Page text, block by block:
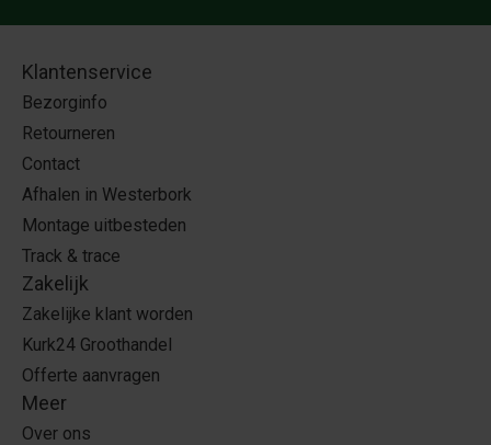
Klantenservice
Bezorginfo
Retourneren
Contact
Afhalen in Westerbork
Montage uitbesteden
Track & trace
Zakelijk
Zakelijke klant worden
Kurk24 Groothandel
Offerte aanvragen
Meer
Over ons